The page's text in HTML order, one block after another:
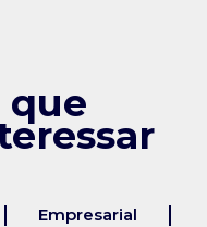
que
Empresarial